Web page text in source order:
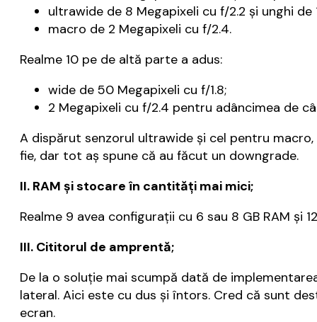
ultrawide de 8 Megapixeli cu f/2.2 și unghi de
macro de 2 Megapixeli cu f/2.4.
Realme 10 pe de altă parte a adus:
wide de 50 Megapixeli cu f/1.8;
2 Megapixeli cu f/2.4 pentru adâncimea de
A dispărut senzorul ultrawide și cel pentru
fie, dar tot aș spune că au făcut un downgrade.
II. RAM și stocare în cantități mai mici;
Realme 9 avea configurații cu 6 sau 8 GB RAM și
III. Cititorul de amprentă;
De la o soluție mai scumpă dată de
lateral. Aici este cu dus și întors. Cred că sunt
ecran.